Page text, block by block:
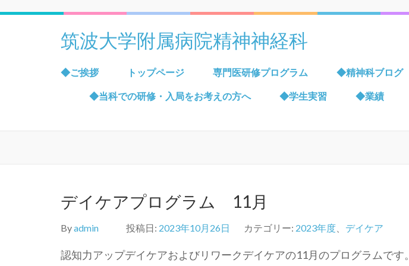
筑波大学附属病院精神神経科
◆ご挨拶 トップページ 専門医研修プログラム ◆精神科ブログ
◆当科での研修・入局をお考えの方へ ◆学生実習 ◆業績
デイケアプログラム 11月
Byadmin 投稿日: 2023年10月26日 カテゴリー: 2023年度 デイケア
認知力アップデイケアおよびリワークデイケアの11月のプログラムです。